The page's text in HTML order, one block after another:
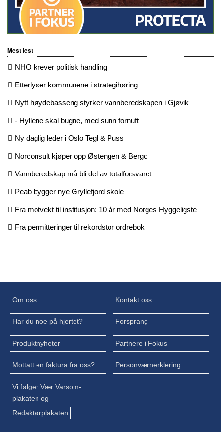
Mest lest
NHO krever politisk handling
Etterlyser kommunene i strategihøring
Nytt høydebasseng styrker vannberedskapen i Gjøvik
- Hyllene skal bugne, med sunn fornuft
Ny daglig leder i Oslo Tegl & Puss
Norconsult kjøper opp Østengen & Bergo
Vannberedskap må bli del av totalforsvaret
Peab bygger nye Gryllefjord skole
Fra motvekt til institusjon: 10 år med Norges Hyggeligste
Fra permitteringer til rekordstor ordrebok
Om oss Kontakt oss
Har du noe på hjertet? Forsprang
Produktnyheter Partnere i Fokus
Mottatt en faktura fra oss? Personværnerklering
Vi følger Vær Varsom-
plakaten og
Redaktørplakaten